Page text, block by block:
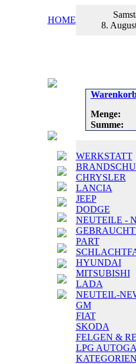
HOME
8.
Menge:
Summe:
WERKSTATT
CHRYSLER
LANCIA
JEEP
DODGE
NEUTEILE -
PART
HYUNDAI
MITSUBISHI
LADA
NEUTEIL-
GM
FIAT
SKODA
FELGEN &
LPG
KATEGORIEN